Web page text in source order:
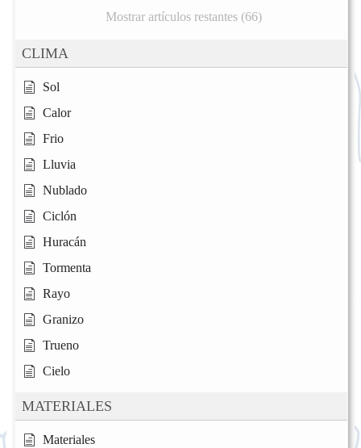
Mostrar artículos restantes (66)
CLIMA
Sol
Calor
Frio
Lluvia
Nublado
Ciclón
Huracán
Tormenta
Rayo
Granizo
Trueno
Cielo
MATERIALES
Materiales